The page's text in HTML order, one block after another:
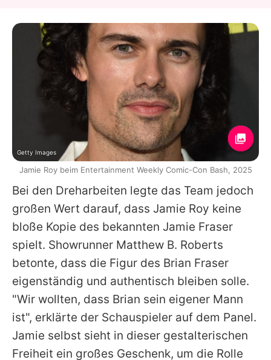
Bei den Dreharbeiten legte das Team jedoch
großen Wert darauf, dass Jamie Roy keine
bloße Kopie des bekannten Jamie Fraser
spielt. Showrunner Matthew B. Roberts
betonte, dass die Figur des Brian Fraser
eigenständig und authentisch bleiben solle.
"Wir wollten, dass Brian sein eigener Mann
ist", erklärte der Schauspieler auf dem Panel.
Jamie selbst sieht in dieser gestalterischen
Freiheit ein großes Geschenk, um die Rolle
Getty Images
Jamie Roy beim Entertainment Weekly Comic-Con Bash, 2025